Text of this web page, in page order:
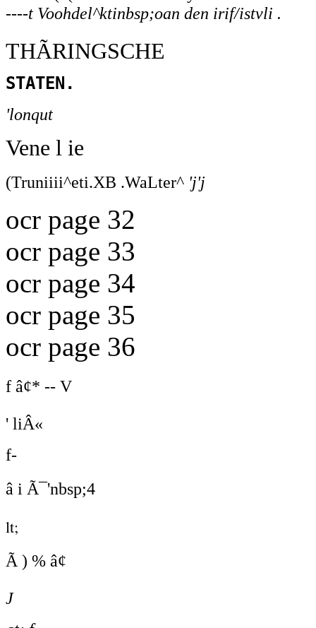
----t Voohdel^ktinbsp;oan den irif/istvli .
THÃRINGSCHE
STATEN.
'lonqut
Vene l ie
(Truniiii^eti.XB .WaLter^ 'j'j
ocr page 32
ocr page 33
ocr page 34
ocr page 35
ocr page 36
f â¢* -- V
' liÂ«
f-
â i Ã¯'nbsp;4
lt;
Ã ) % â¢
J